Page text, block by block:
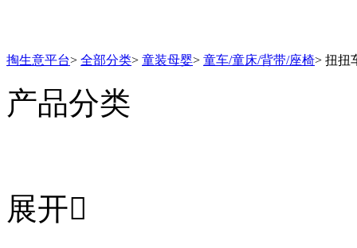
掏生意平台> 全部分类> 童装母婴> 童车/童床/背带/座椅> 扭扭
产品分类
展开